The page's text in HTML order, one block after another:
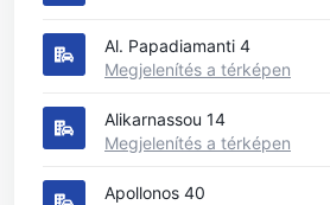
Al. Papadiamanti 4
Megjelenítés a térképen
Alikarnassou 14
Megjelenítés a térképen
Apollonos 40